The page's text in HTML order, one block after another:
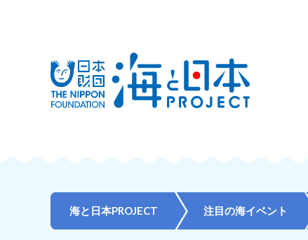
海と日本PROJECT 注目の海イベント